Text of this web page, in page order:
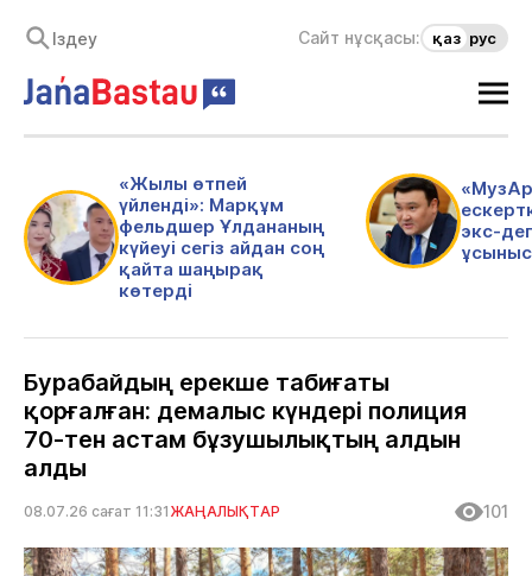
Сайт нұсқасы: қаз рус
«Жылы өтпей
үйленді»: Марқұм
фельдшер Ұлдананың
күйеуі сегіз айдан соң
қайта шаңырақ
көтерді
экс-
Бурабайдың ерекше табиғаты
қорғалған: демалыс күндері полиция
70-тен астам бұзушылықтың алдын
алды
08.07.26 сағат 11:31 ЖАҢАЛЫҚТАР 101